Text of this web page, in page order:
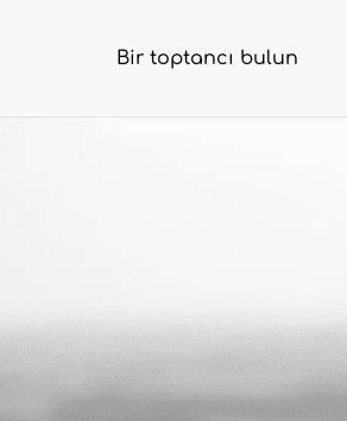
Bir toptancı bulun